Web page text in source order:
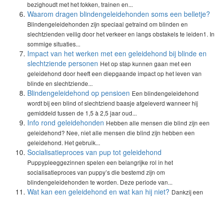
bezighoudt met het fokken, trainen en...
Waarom dragen blindengeleidehonden soms een belletje?
Blindengeleidehonden zijn speciaal getraind om blinden en
slechtzienden veilig door het verkeer en langs obstakels te leiden1. In
sommige situaties...
Impact van het werken met een geleidehond bij blinde en
slechtziende personen Het op stap kunnen gaan met een
geleidehond door heeft een diepgaande impact op het leven van
blinde en slechtziende...
Blindengeleidehond op pensioen Een blindengeleidehond
wordt bij een blind of slechtziend baasje afgeleverd wanneer hij
gemiddeld tussen de 1,5 à 2,5 jaar oud...
Info rond geleidehonden Hebben alle mensen die blind zijn een
geleidehond? Nee, niet alle mensen die blind zijn hebben een
geleidehond. Het gebruik...
Socialisatieproces van pup tot geleidehond
Puppypleeggezinnen spelen een belangrijke rol in het
socialisatieproces van puppy’s die bestemd zijn om
blindengeleidehonden te worden. Deze periode van...
Wat kan een geleidehond en wat kan hij niet? Dankzij een